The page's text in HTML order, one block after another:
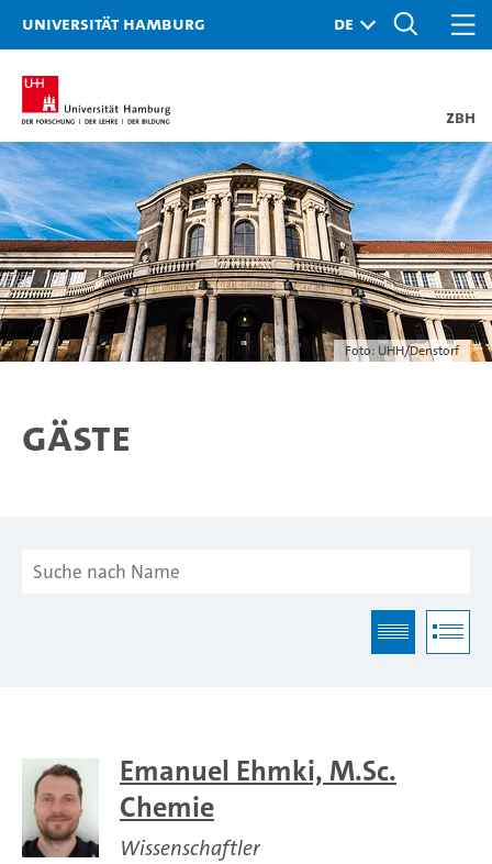
Universität Hamburg
ZBH
Foto: UHH/Denstorf
Gäste
Emanuel Ehmki, M.Sc.
Chemie
Wissenschaftler